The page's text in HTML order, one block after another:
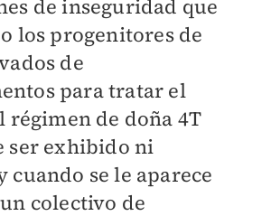
de inseguridad que
los progenitores de
de
para tratar el
régimen de doña 4T
ser exhibido ni
cuando se le aparece
colectivo de